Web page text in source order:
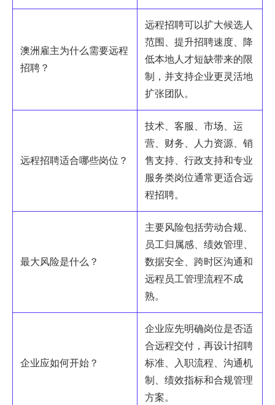
澳洲雇主为什么需要远程
招聘？
远程招聘可以扩大候选人
范围、提升招聘速度、降
低本地人才短缺带来的限
制，并支持企业更灵活地
扩张团队。
远程招聘适合哪些岗位？
技术、客服、市场、运
营、财务、人力资源、销
售支持、行政支持和专业
服务类岗位通常更适合远
程招聘。
最大风险是什么？
主要风险包括劳动合规、
员工归属感、绩效管理、
数据安全、跨时区沟通和
远程员工管理流程不成
熟。
企业应如何开始？
企业应先明确岗位是否适
合远程交付，再设计招聘
标准、入职流程、沟通机
制、绩效指标和合规管理
方案。